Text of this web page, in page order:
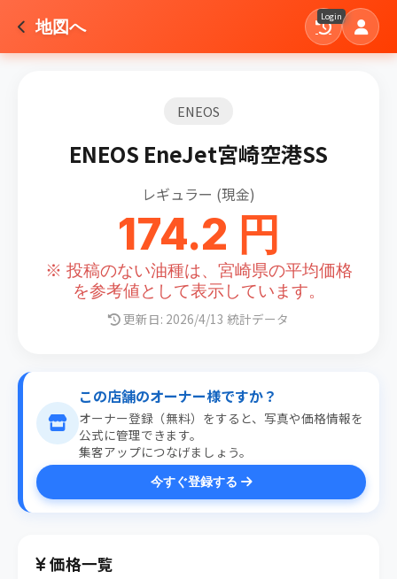
地図へ Login
ENEOS
ENEOS EneJet宮崎空港SS
レギュラー (現金)
174.2 円
※ 投稿のない油種は、宮崎県の平均価格
を参考値として表示しています。
更新日: 2026/4/13 統計データ
この店舗のオーナー様ですか？
オーナー登録（無料）をすると、写真や価格情報を
公式に管理できます。
集客アップにつなげましょう。
今すぐ登録する
価格一覧